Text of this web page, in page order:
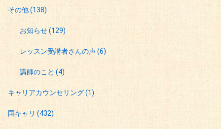
その他(138)
お知らせ(129)
レッスン受講者さんの声(6)
講師のこと(4)
キャリアカウンセリング(1)
国キャリ (432)